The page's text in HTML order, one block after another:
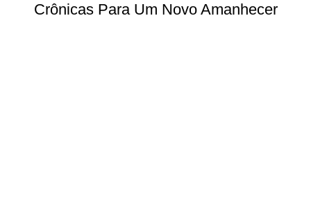
Crônicas Para Um Novo Amanhecer